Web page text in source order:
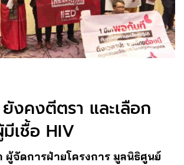
งคงตีตรา และเลือก
เชื้อ HIV
ผู้จัดการฝ่ายโครงการ มูลนิธิศูนย์